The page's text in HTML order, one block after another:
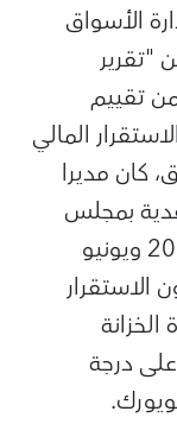
الأسواق
"تقرير
تقييم
المالي
كان مديرا
بمجلس
الاحتياطي الفيدرالي. وبين أكتوبر 2016 ويونيو
الاستقرار
درجة